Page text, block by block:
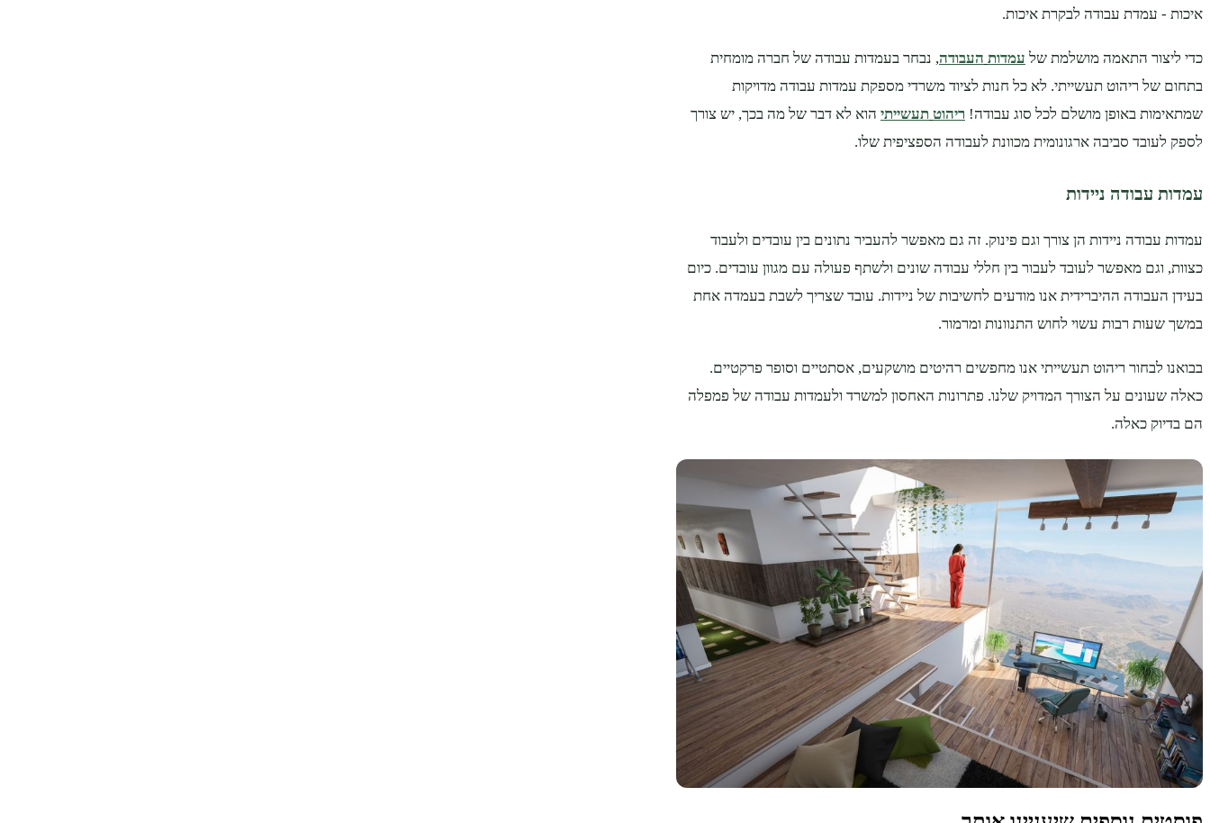
איכות - עמדת עבודה לבקרת איכות.
כדי ליצור התאמה מושלמת של עמדות העבודה, נבחר בעמדות עבודה של חברה מומחית
בתחום של ריהוט תעשייתי. לא כל חנות לציוד משרדי מספקת עמדות עבודה מדויקות
שמתאימות באופן מושלם לכל סוג עבודה! ריהוט תעשייתי הוא לא דבר של מה בכך, יש צורך
לספק לעובד סביבה ארגונומית מכוונת לעבודה הספציפית שלו.
עמדות עבודה ניידות
עמדות עבודה ניידות הן צורך וגם פינוק. זה גם מאפשר להעביר נתונים בין עובדים ולעבוד
כצוות, וגם מאפשר לעובד לעבור בין חללי עבודה שונים ולשתף פעולה עם מגוון עובדים. כיום
בעידן העבודה ההיברידית אנו מודעים לחשיבות של ניידות. עובד שצריך לשבת בעמדה אחת
במשך שעות רבות עשוי לחוש התנוונות ומרמור.
בבואנו לבחור ריהוט תעשייתי אנו מחפשים רהיטים מושקעים, אסתטיים וסופר פרקטיים.
כאלה שעונים על הצורך המדויק שלנו. פתרונות האחסון למשרד ולעמדות עבודה של פמפלה
הם בדיוק כאלה.